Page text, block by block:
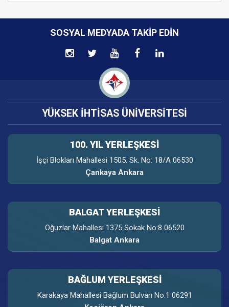
SOSYAL MEDYADA TAKIP EDIN
YÜKSEK İHTİSAS ÜNİVERSİTESİ
100. YIL YERLEŞKESI
İşçi Blokları Mahallesi 1505. Sk. No: 18/A 06530
Çankaya Ankara
BALGAT YERLEŞKESİ
Oğuzlar Mahallesi 1375 Sokak No:8 06520
Balgat Ankara
BAĞLUM YERLEŞKESİ
Karakaya Mahallesi Bağlum Bulvarı No:1 06291